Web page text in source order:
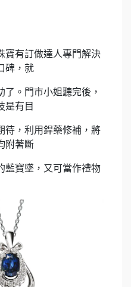
有訂做達人專門解決
碑，就
。門市小姐聽完後，
是有目
待，利用銲藥修補，將
附著斷
藍寶墜，又可當作禮物